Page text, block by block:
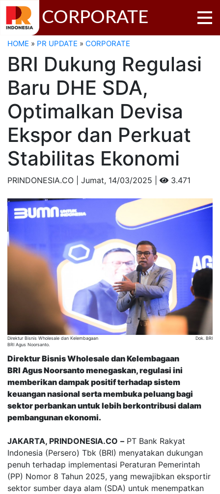
CORPORATE
HOME » PR UPDATE » CORPORATE
BRI Dukung Regulasi
Baru DHE SDA,
Optimalkan Devisa
Ekspor dan Perkuat
Stabilitas Ekonomi
PRINDONESIA.CO | Jumat, 14/03/2025 | 3.471
Direktur Bisnis Wholesale dan Kelembagaan
BRI Agus Noorsanto.
Dok. BRI
Direktur Bisnis Wholesale dan Kelembagaan
BRI Agus Noorsanto menegaskan, regulasi ini
memberikan dampak positif terhadap sistem
keuangan nasional serta membuka peluang bagi
sektor perbankan untuk lebih berkontribusi dalam
pembangunan ekonomi.
JAKARTA, PRINDONESIA.CO – PT Bank Rakyat
Indonesia (Persero) Tbk (BRI) menyatakan dukungan
penuh terhadap implementasi Peraturan Pemerintah
(PP) Nomor 8 Tahun 2025, yang mewajibkan eksportir
sektor sumber daya alam (SDA) untuk menempatkan